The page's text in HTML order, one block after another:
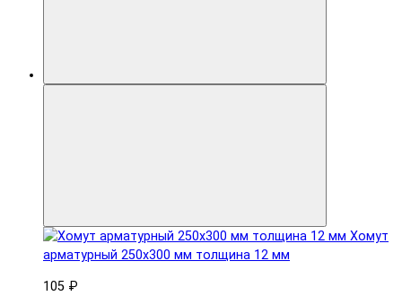
Хомут
арматурный 250x300 мм толщина 12 мм
105 ₽